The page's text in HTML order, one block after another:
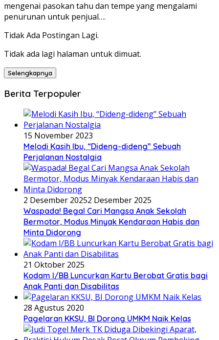
mengenai pasokan tahu dan tempe yang mengalami
penurunan untuk penjual….
Tidak Ada Postingan Lagi.
Tidak ada lagi halaman untuk dimuat.
Selengkapnya
Berita Terpopuler
15 November 2023
Melodi Kasih Ibu, “Dideng-dideng” Sebuah
Perjalanan Nostalgia
2 Desember 20252 Desember 2025
Waspada! Begal Cari Mangsa Anak Sekolah
Bermotor, Modus Minyak Kendaraan Habis dan
Minta Didorong
21 Oktober 2025
Kodam I/BB Luncurkan Kartu Berobat Gratis bagi
Anak Panti dan Disabilitas
28 Agustus 2020
Pagelaran KKSU, BI Dorong UMKM Naik Kelas